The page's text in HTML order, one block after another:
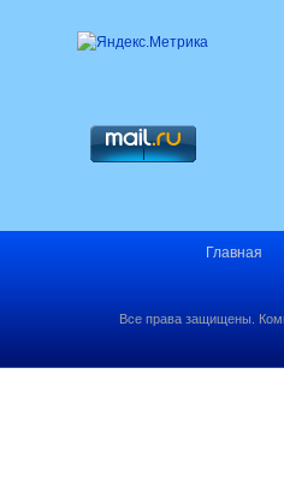
Главная
Все права защищены.